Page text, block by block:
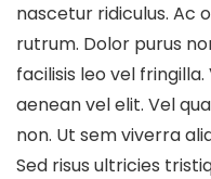
nascetur ridiculus. Ac
rutrum. Dolor purus
facilisis leo vel
aenean vel elit. Vel
non. Ut sem viverra
Sed risus ultricies